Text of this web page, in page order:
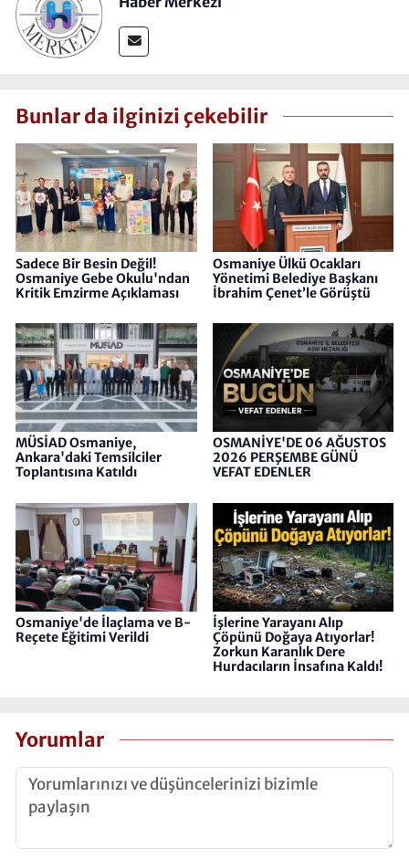
Bunlar da ilginizi çekebilir
Sadece Bir Besin Değil!
Osmaniye Gebe Okulu'ndan
Kritik Emzirme Açıklaması
Osmaniye Ülkü Ocakları
Yönetimi Belediye Başkanı
İbrahim Çenet’le Görüştü
MÜSİAD Osmaniye,
Ankara'daki Temsilciler
Toplantısına Katıldı
OSMANİYE'DE 06 AĞUSTOS
2026 PERŞEMBE GÜNÜ
VEFAT EDENLER
Osmaniye'de İlaçlama ve B-
Reçete Eğitimi Verildi
İşlerine Yarayanı Alıp
Çöpünü Doğaya Atıyorlar!
Zorkun Karanlık Dere
Hurdacıların İnsafına Kaldı!
Yorumlar